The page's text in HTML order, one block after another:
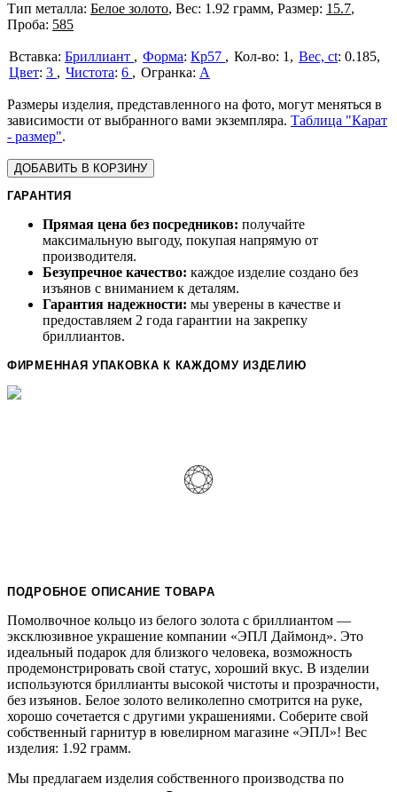
Тип металла: Белое золото, Вес: 1.92 грамм, Размер: 15.7,
Проба: 585
Бриллиант Форма: Кр57 1 Вес, ct: 0.185
Цвет: 3 Чистота: 6 А
Размеры изделия, представленного на фото, могут меняться в
зависимости от выбранного вами экземпляра. Таблица "Карат
- размер".
ДОБАВИТЬ В КОРЗИНУ
ГАРАНТИЯ
Прямая цена без посредников: получайте
максимальную выгоду, покупая напрямую от
производителя.
Безупречное качество: каждое изделие создано без
изъянов с вниманием к деталям.
Гарантия надежности: мы уверены в качестве и
предоставляем 2 года гарантии на закрепку
бриллиантов.
ФИРМЕННАЯ УПАКОВКА К КАЖДОМУ ИЗДЕЛИЮ
ПОДРОБНОЕ ОПИСАНИЕ ТОВАРА
Помолвочное кольцо из белого золота с бриллиантом —
эксклюзивное украшение компании «ЭПЛ Даймонд». Это
идеальный подарок для близкого человека, возможность
продемонстрировать свой статус, хороший вкус. В изделии
используются бриллианты высокой чистоты и прозрачности,
без изъянов. Белое золото великолепно смотрится на руке,
хорошо сочетается с другими украшениями. Соберите свой
собственный гарнитур в ювелирном магазине «ЭПЛ»! Вес
изделия: 1.92 грамм.
Мы предлагаем изделия собственного производства по